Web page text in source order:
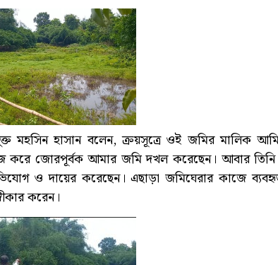
মহসিন হাসান বলেন, ক্রয়সূত্রে ওই জমির মালিক
করে জোরপূর্বক আমার জমি দখল করেছেন। আবার তিনি
ও দায়ের করেছেন। এছাড়া জমিঘেরার কাজে
করেন।